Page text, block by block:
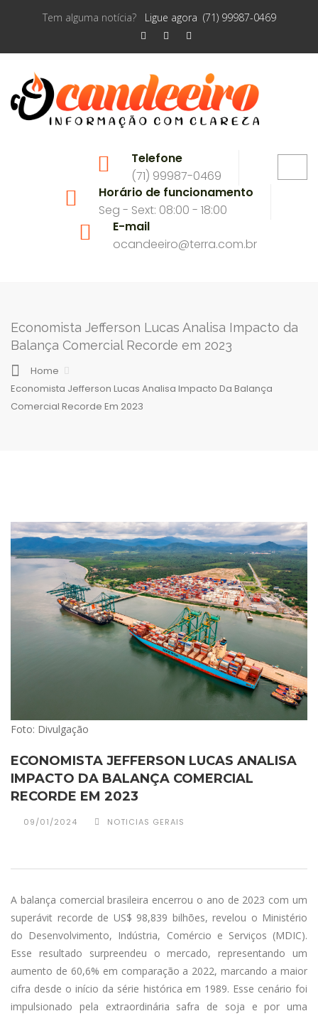
Tem alguma notícia? Ligue agora (71) 99987-0469
Telefone
(71) 99987-0469
Horário de funcionamento
Seg - Sext: 08:00 - 18:00
E-mail
ocandeeiro@terra.com.br
Economista Jefferson Lucas Analisa Impacto da
Balança Comercial Recorde em 2023
Home
Economista Jefferson Lucas Analisa Impacto Da Balança
Comercial Recorde Em 2023
Foto: Divulgação
ECONOMISTA JEFFERSON LUCAS ANALISA
IMPACTO DA BALANÇA COMERCIAL
RECORDE EM 2023
09/01/2024 NOTICIAS GERAIS
A balança comercial brasileira encerrou o ano de 2023 com um
superávit recorde de US$ 98,839 bilhões, revelou o Ministério
do Desenvolvimento, Indústria, Comércio e Serviços (MDIC).
Esse resultado surpreendeu o mercado, representando um
aumento de 60,6% em comparação a 2022, marcando a maior
cifra desde o início da série histórica em 1989. Esse cenário foi
impulsionado pela extraordinária safra de soja e por uma